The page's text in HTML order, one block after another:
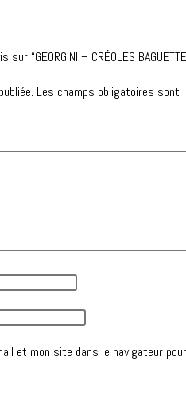
“GEORGINI – CRÉOLES
Les champs obligatoires sont
et mon site dans le navigateur